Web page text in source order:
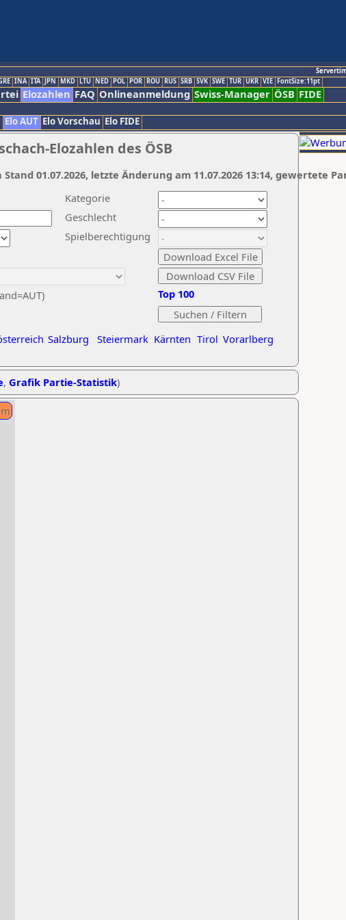
INA ITA JPN MKD LTU NED POL POR ROU RUS SRB SVK SWE TUR UKR VIE FontSize:11pt
Elozahlen FAQ Onlineanmeldung Swiss-Manager ÖSB FIDE
Elo AUT Elo Vorschau Elo FIDE
Elozahlen des ÖSB
Kategorie
Geschlecht
Spielberechtigung
Salzburg Steiermark Kärnten Tirol Vorarlberg
Top 100
Stand 01.07.2026, letzte Änderung am 11.07.2026 13:14, gewertete
, Grafik Partie-Statistik)